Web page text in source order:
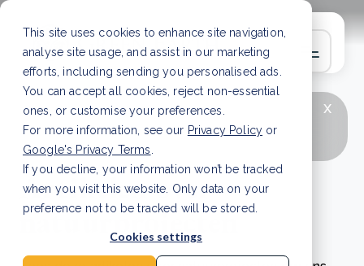
This site uses cookies to enhance site navigation,
analyse site usage, and assist in our marketing
efforts, including sending you personalised ads.
You can accept all cookies, reject non-essential
ones, or customise your preferences.
For more information, see our Privacy Policy or
Google's Privacy Terms
If you decline, your information won’t be tracked
when you visit this website. Only data on your
preference not to be tracked will be stored.
Cookies settings
x
LAATSTE ARTIKEL
CSRD en uw positie als
leverancier: wat verandert er in 2026?Lees
artikel
Artikelen over
natuurprojecten